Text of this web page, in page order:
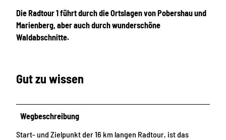
Die Radtour 1 führt durch die Ortslagen von Pobershau und
Marienberg, aber auch durch wunderschöne
Waldabschnitte.
Gut zu wissen
Wegbeschreibung
Start- und Zielpunkt der 16 km langen Radtour, ist das